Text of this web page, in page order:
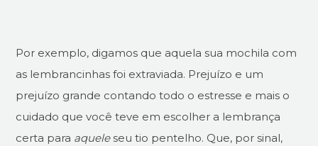
Por exemplo, digamos que aquela sua mochila com
as lembrancinhas foi extraviada. Prejuízo e um
prejuízo grande contando todo o estresse e mais o
cuidado que você teve em escolher a lembrança
certa para aqueleseu tio pentelho. Que, por sinal,